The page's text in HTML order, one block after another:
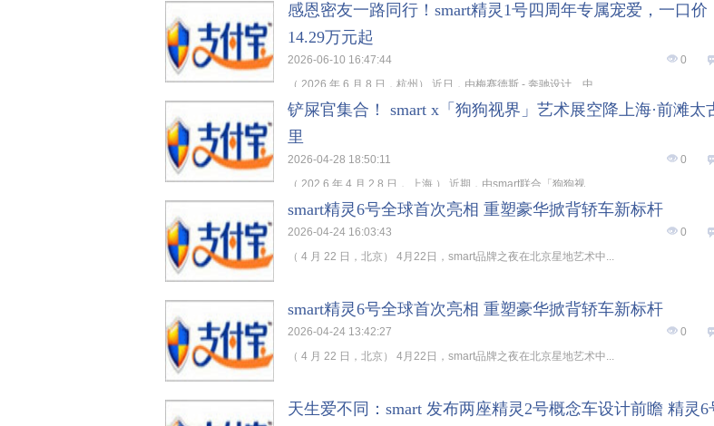
感恩密友一路同行！smart精灵1号四周年专属宠爱，一口价
14.29万元起
2026-06-10 16:47:44 0
（ 2026 年 6 月 8 日，杭州） 近日，由梅赛德斯 - 奔驰设计、中...
铲屎官集合！ smart x「狗狗视界」艺术展空降上海·前滩太
里
2026-04-28 18:50:11 0
（ 202 6 年 4 月 2 8 日， 上海 ） 近期，由smart联合「狗狗视...
smart精灵6号全球首次亮相 重塑豪华掀背轿车新标杆
2026-04-24 16:03:43 0
（ 4 月 22 日，北京） 4月22日，smart品牌之夜在北京星地艺术中...
smart精灵6号全球首次亮相 重塑豪华掀背轿车新标杆
2026-04-24 13:42:27 0
（ 4 月 22 日，北京） 4月22日，smart品牌之夜在北京星地艺术中...
天生爱不同：smart 发布两座精灵2号概念车设计前瞻 精灵6